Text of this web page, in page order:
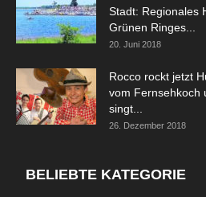
Stadt: Regionales
Grünen Ringes...
20. Juni 2018
Rocco rockt jetzt
vom Fernsehkoch
singt...
26. Dezember 2018
BELIEBTE KATEGORIE